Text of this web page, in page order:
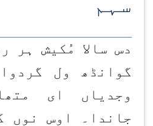
سہم
دس سالا مُکیش ہر
گوانڈھ ول
وجدیاں ای
جاندا۔ اوس نوں